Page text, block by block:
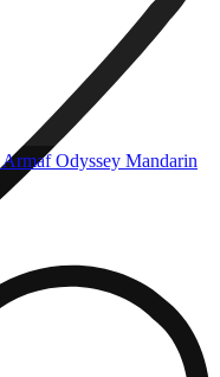
Armaf Odyssey Mandarin